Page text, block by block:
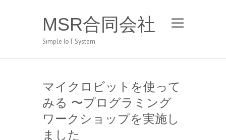
MSR合同会社
Simple IoT System
マイクロビットを使って
みる 〜プログラミング
ワークショップを実施し
ました